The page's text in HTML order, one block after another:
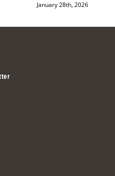
January 28th, 2026